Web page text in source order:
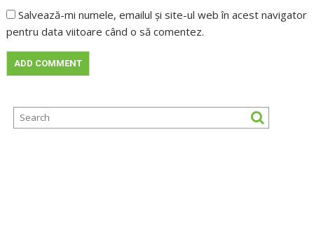
Salvează-mi numele, emailul și site-ul web în acest navigator
pentru data viitoare când o să comentez.